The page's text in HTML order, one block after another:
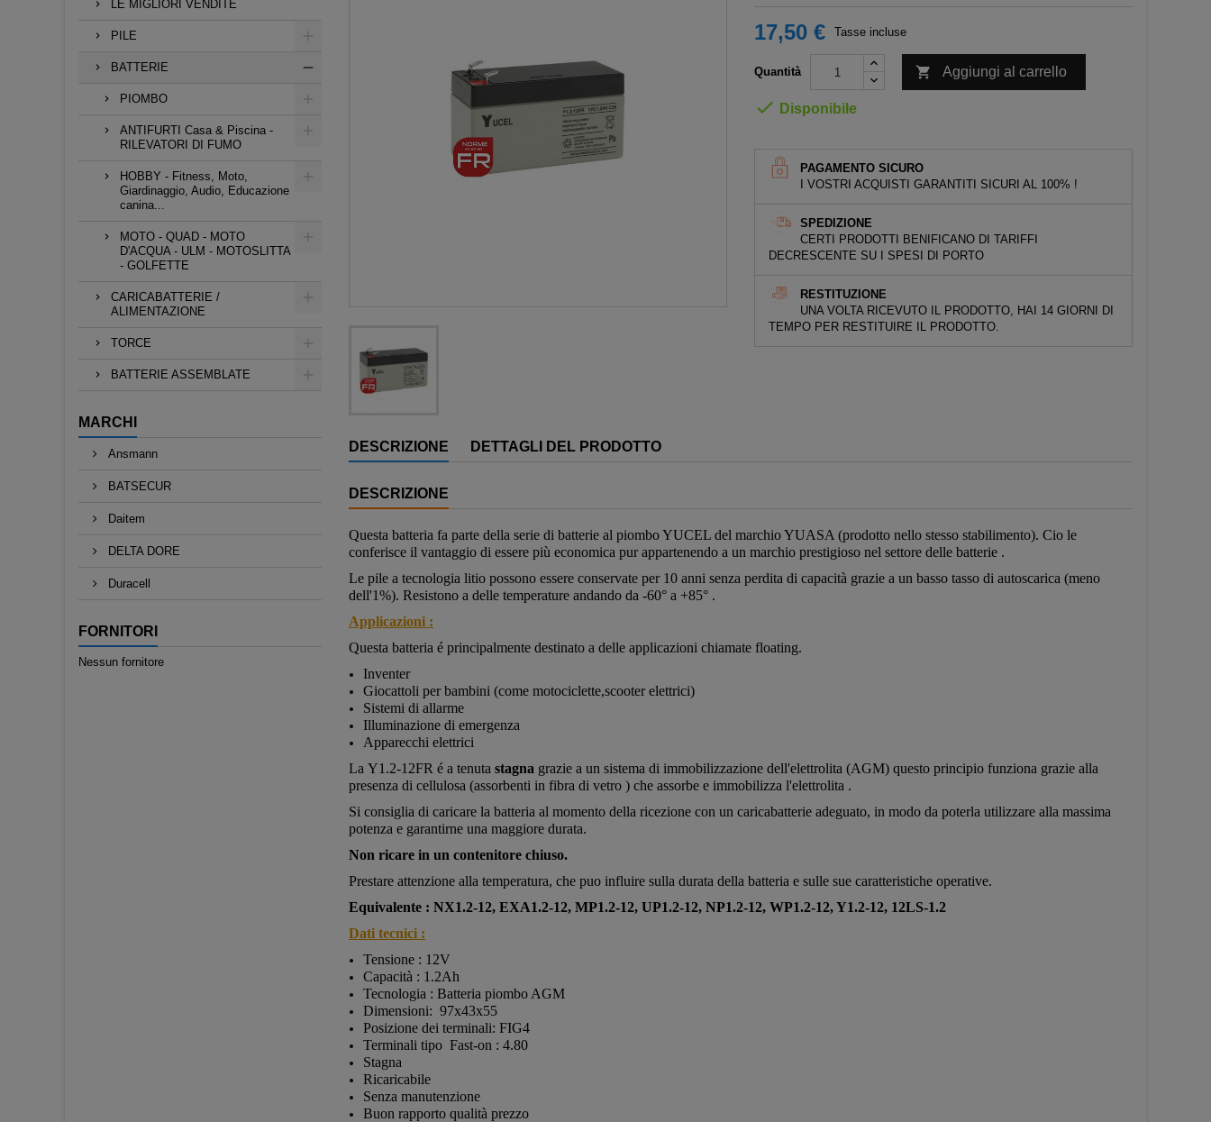
LE MIGLIORI VENDITE
PILE
BATTERIE
PIOMBO
ANTIFURTI Casa & Piscina -
RILEVATORI DI FUMO
HOBBY - Fitness, Moto,
Giardinaggio, Audio, Educazione
canina...
MOTO - QUAD - MOTO
D'ACQUA - ULM - MOTOSLITTA
- GOLFETTE
CARICABATTERIE /
ALIMENTAZIONE
TORCE
BATTERIE ASSEMBLATE
MARCHI
Ansmann
BATSECUR
Daitem
DELTA DORE
Duracell
FORNITORI
Nessun fornitore
17,50 € Tasse incluse
Quantità  Aggiungi al carrello
 Disponibile
PAGAMENTO SICURO
I VOSTRI ACQUISTI GARANTITI SICURI AL 100% !
SPEDIZIONE
CERTI PRODOTTI BENIFICANO DI TARIFFI
DECRESCENTE SU I SPESI DI PORTO
RESTITUZIONE
UNA VOLTA RICEVUTO IL PRODOTTO, HAI 14 GIORNI DI
TEMPO PER RESTITUIRE IL PRODOTTO.
DESCRIZIONE DETTAGLI DEL PRODOTTO
DESCRIZIONE
Questa batteria fa parte della serie di batterie al piombo YUCEL del marchio YUASA (prodotto nello stesso stabilimento). Cio le
conferisce il vantaggio di essere più economica pur appartenendo a un marchio prestigioso nel settore delle batterie .
Le pile a tecnologia litio possono essere conservate per 10 anni senza perdita di capacità grazie a un basso tasso di autoscarica (meno
dell'1%). Resistono a delle temperature andando da -60° a +85° .
Applicazioni :
Questa batteria é principalmente destinato a delle applicazioni chiamate floating.
Inventer
Giocattoli per bambini (come motociclette,scooter elettrici)
Sistemi di allarme
Illuminazione di emergenza
Apparecchi elettrici
La Y1.2-12FR é a tenuta stagna grazie a un sistema di immobilizzazione dell'elettrolita (AGM) questo principio funziona grazie alla
presenza di cellulosa (assorbenti in fibra di vetro ) che assorbe e immobilizza l'elettrolita .
Si consiglia di caricare la batteria al momento della ricezione con un caricabatterie adeguato, in modo da poterla utilizzare alla massima
potenza e garantirne una maggiore durata.
Non ricare in un contenitore chiuso.
Prestare attenzione alla temperatura, che puo influire sulla durata della batteria e sulle sue caratteristiche operative.
Equivalente : NX1.2-12, EXA1.2-12, MP1.2-12, UP1.2-12, NP1.2-12, WP1.2-12, Y1.2-12, 12LS-1.2
Dati tecnici :
Tensione : 12V
Capacità : 1.2Ah
Tecnologia : Batteria piombo AGM
Dimensioni: 97x43x55
Posizione dei terminali: FIG4
Terminali tipo Fast-on : 4.80
Stagna
Ricaricabile
Senza manutenzione
Buon rapporto qualità prezzo